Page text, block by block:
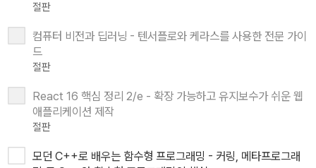
절판
컴퓨터 비전과 딥러닝 - 텐서플로와 케라스를 사용한 전문 가이
드
절판
React 16 핵심 정리 2/e - 확장 가능하고 유지보수가 쉬운 웹
애플리케이션 제작
절판
모던 C++로 배우는 함수형 프로그래밍 - 커링, 메타프로그래